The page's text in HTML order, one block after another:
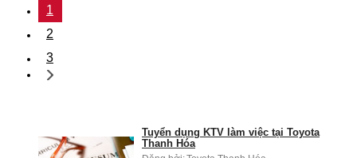
1
2
3
Tuyển dụng KTV làm việc tại Toyota
Thanh Hóa